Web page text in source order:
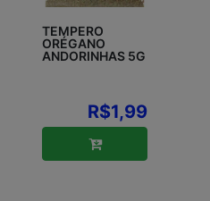
TEMPERO
ORÉGANO
ANDORINHAS 5G
R$1,99